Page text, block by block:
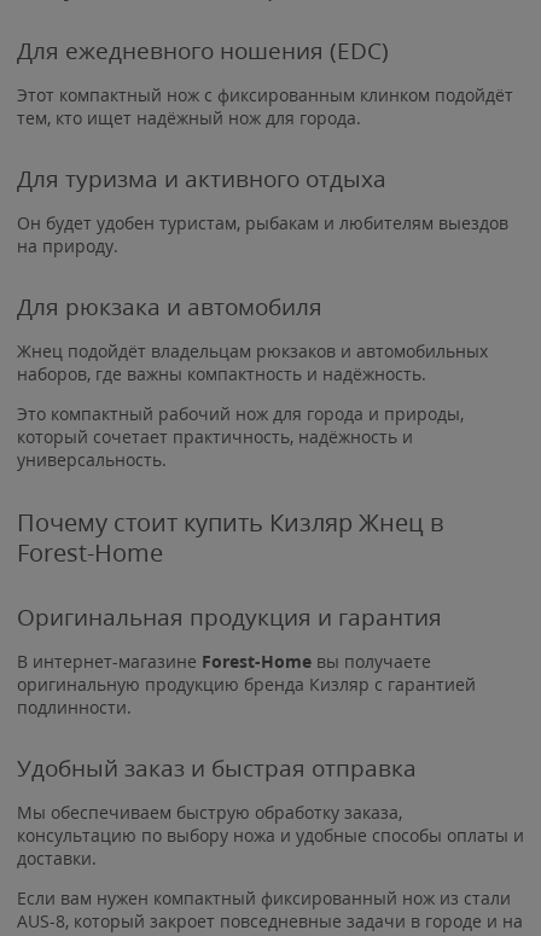
Для ежедневного ношения (EDC)
Этот компактный нож с фиксированным клинком подойдёт
тем, кто ищет надёжный нож для города.
Для туризма и активного отдыха
Он будет удобен туристам, рыбакам и любителям выездов
на природу.
Для рюкзака и автомобиля
Жнец подойдёт владельцам рюкзаков и автомобильных
наборов, где важны компактность и надёжность.
Это компактный рабочий нож для города и природы,
который сочетает практичность, надёжность и
универсальность.
Почему стоит купить Кизляр Жнец в
Forest-Home
Оригинальная продукция и гарантия
В интернет-магазине Forest-Home вы получаете
оригинальную продукцию бренда Кизляр с гарантией
подлинности.
Удобный заказ и быстрая отправка
Мы обеспечиваем быструю обработку заказа,
консультацию по выбору ножа и удобные способы оплаты и
доставки.
Если вам нужен компактный фиксированный нож из стали
AUS-8, который закроет повседневные задачи в городе и на